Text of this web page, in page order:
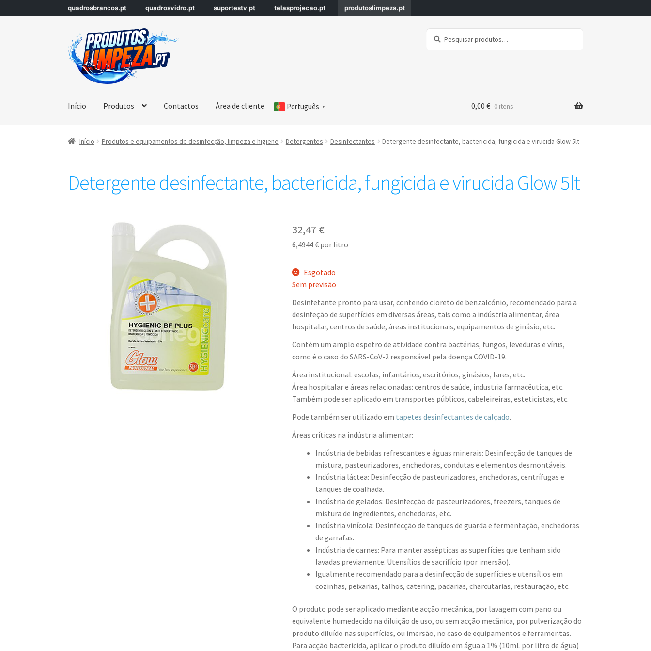
quadrosbrancos.pt quadrosvidro.pt suportestv.pt telasprojecao.pt produtoslimpeza.pt
por:
Início Produtos Contactos Área de cliente Português ▼ 0,00 € 0 itens
Início Produtos e equipamentos de desinfecção, limpeza e higiene Detergentes Desinfectantes Detergente desinfectante, bactericida, fungicida e virucida Glow 5lt
Detergente desinfectante, bactericida, fungicida e virucida Glow 5lt
32,47 €
6,4944€por litro
Esgotado
Sem previsão
Desinfetante pronto para usar, contendo cloreto de benzalcónio, recomendado para a
desinfeção de superfícies em diversas áreas, tais como a indústria alimentar, área
hospitalar, centros de saúde, áreas institucionais, equipamentos de ginásio, etc.
Contém um amplo espetro de atividade contra bactérias, fungos, leveduras e vírus,
como é o caso do SARS-CoV-2 responsável pela doença COVID-19.
Área institucional: escolas, infantários, escritórios, ginásios, lares, etc.
Área hospitalar e áreas relacionadas: centros de saúde, industria farmacêutica, etc.
Também pode ser aplicado em transportes públicos, cabeleireiras, esteticistas, etc.
Pode também ser utilizado em tapetes desinfectantes de calçado.
Áreas críticas na indústria alimentar:
Indústria de bebidas refrescantes e águas minerais: Desinfecção de tanques de
mistura, pasteurizadores, enchedoras, condutas e elementos desmontáveis.
Indústria láctea: Desinfecção de pasteurizadores, enchedoras, centrífugas e
tanques de coalhada.
Indústria de gelados: Desinfecção de pasteurizadores, freezers, tanques de
mistura de ingredientes, enchedoras, etc.
Indústria vinícola: Desinfecção de tanques de guarda e fermentação, enchedoras
de garrafas.
Indústria de carnes: Para manter assépticas as superfícies que tenham sido
lavadas previamente. Utensílios de sacrifício (por imersão).
Igualmente recomendado para a desinfecção de superfícies e utensílios em
cozinhas, peixarias, talhos, catering, padarias, charcutarias, restauração, etc.
O produto pode ser aplicado mediante acção mecânica, por lavagem com pano ou
equivalente humedecido na diluição de uso, ou sem acção mecânica, por pulverização do
produto diluído nas superfícies, ou imersão, no caso de equipamentos e ferramentas.
Para acção bactericida, aplicar o produto diluído em água a 1% (10mL por litro de água)